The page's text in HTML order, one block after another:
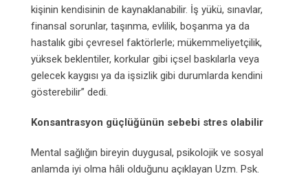
kişinin kendisinin de kaynaklanabilir. İş yükü, sınavlar,
finansal sorunlar, taşınma, evlilik, boşanma ya da
hastalık gibi çevresel faktörlerle; mükemmeliyetçilik,
yüksek beklentiler, korkular gibi içsel baskılarla veya
gelecek kaygısı ya da işsizlik gibi durumlarda kendini
gösterebilir” dedi.
Konsantrasyon güçlüğünün sebebi stres olabilir
Mental sağlığın bireyin duygusal, psikolojik ve sosyal
anlamda iyi olma hâli olduğunu açıklayan Uzm. Psk.